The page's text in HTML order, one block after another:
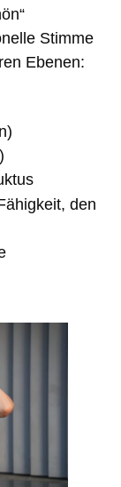
Stimme
Ebenen:
den